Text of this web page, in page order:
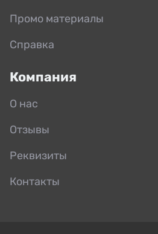
Промо материалы
Справка
Компания
О нас
Отзывы
Реквизиты
Контакты